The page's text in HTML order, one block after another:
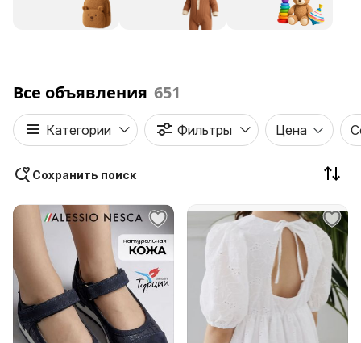
Все объявления 651
Категории Фильтры Цена
Сохранить поиск